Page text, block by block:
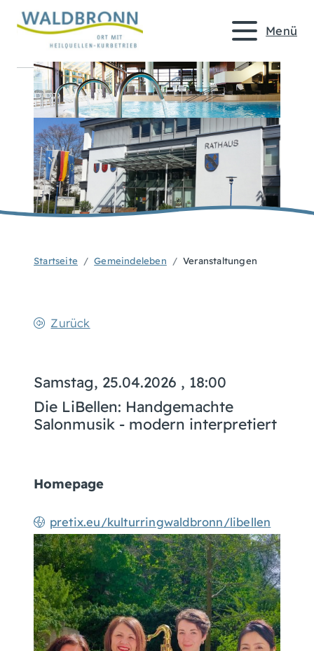
Menü
Startseite Gemeindeleben Veranstaltungen
Zurück
Samstag, 25.04.2026 , 18:00
Die LiBellen: Handgemachte
Salonmusik - modern interpretiert
Homepage
pretix.eu/kulturringwaldbronn/libellen